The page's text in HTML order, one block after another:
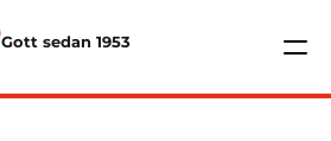
Gott sedan 1953